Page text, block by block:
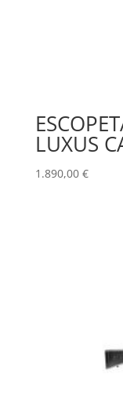
LUXUS
1.890,00 €